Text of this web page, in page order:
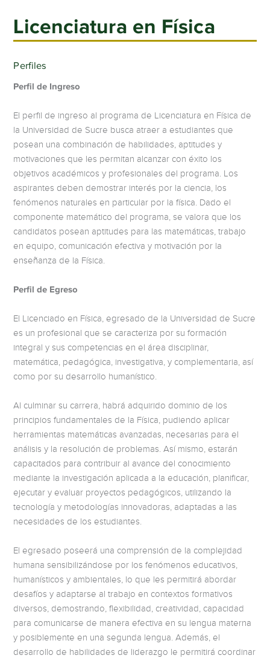
Licenciatura en Física
Perfiles
Perfil de Ingreso
El perfil de ingreso al programa de Licenciatura en Física de
la Universidad de Sucre busca atraer a estudiantes que
posean una combinación de habilidades, aptitudes y
motivaciones que les permitan alcanzar con éxito los
objetivos académicos y profesionales del programa. Los
aspirantes deben demostrar interés por la ciencia, los
fenómenos naturales en particular por la física. Dado el
componente matemático del programa, se valora que los
candidatos posean aptitudes para las matemáticas, trabajo
en equipo, comunicación efectiva y motivación por la
enseñanza de la Física.
Perfil de Egreso
El Licenciado en Física, egresado de la Universidad de Sucre
es un profesional que se caracteriza por su formación
integral y sus competencias en el área disciplinar,
matemática, pedagógica, investigativa, y complementaria, así
como por su desarrollo humanístico.
Al culminar su carrera, habrá adquirido dominio de los
principios fundamentales de la Física, pudiendo aplicar
herramientas matemáticas avanzadas, necesarias para el
análisis y la resolución de problemas. Así mismo, estarán
capacitados para contribuir al avance del conocimiento
mediante la investigación aplicada a la educación, planificar,
ejecutar y evaluar proyectos pedagógicos, utilizando la
tecnología y metodologías innovadoras, adaptadas a las
necesidades de los estudiantes.
El egresado poseerá una comprensión de la complejidad
humana sensibilizándose por los fenómenos educativos,
humanísticos y ambientales, lo que les permitirá abordar
desafíos y adaptarse al trabajo en contextos formativos
diversos, demostrando, flexibilidad, creatividad, capacidad
para comunicarse de manera efectiva en su lengua materna
y posiblemente en una segunda lengua. Además, el
desarrollo de habilidades de liderazgo le permitirá coordinar